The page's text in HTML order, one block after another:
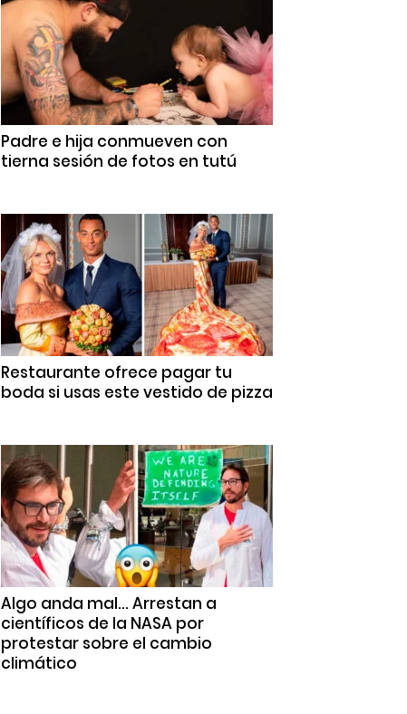
Padre e hija conmueven con
tierna sesión de fotos en tutú
Restaurante ofrece pagar tu
boda si usas este vestido de pizza
Algo anda mal… Arrestan a
científicos de la NASA por
protestar sobre el cambio
climático